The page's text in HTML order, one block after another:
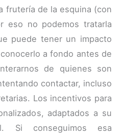
frutería de la esquina (con
eso no podemos tratarla
puede tener un impacto
a fondo antes de
de quienes son
contactar, incluso
Los incentivos para
adaptados a su
Si conseguimos esa